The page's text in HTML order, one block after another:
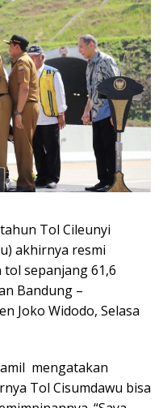
Tol Cileunyi
akhirnya resmi
tol sepanjang 61,6
Bandung –
Joko Widodo, Selasa
mengatakan
Tol Cisumdawu bisa